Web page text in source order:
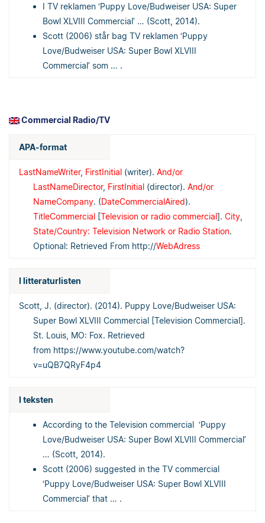
I TV reklamen ‘Puppy Love/Budweiser USA: Super
Bowl XLVIII Commercial’ … (Scott, 2014).
Scott (2006) står bag TV reklamen ‘Puppy
Love/Budweiser USA: Super Bowl XLVIII
Commercial’ som … .
Commercial Radio/TV
APA-format
LastNameWriter, FirstInitial (writer). And/or
LastNameDirector, FirstInitial (director). And/or
NameCompany. (DateCommercialAired).
TitleCommercial [Television or radio commercial]. City
State/Country: Television Network or Radio Station.
Optional: Retrieved From http://WebAdress
I litteraturlisten
Scott, J. (director). (2014). Puppy Love/Budweiser USA:
Super Bowl XLVIII Commercial [Television Commercial].
St. Louis, MO: Fox. Retrieved
from https://www.youtube.com/watch?
v=uQB7QRyF4p4
I teksten
According to the Television commercial ‘Puppy
Love/Budweiser USA: Super Bowl XLVIII Commercial’
… (Scott, 2014).
Scott (2006) suggested in the TV commercial
‘Puppy Love/Budweiser USA: Super Bowl XLVIII
Commercial’ that … .